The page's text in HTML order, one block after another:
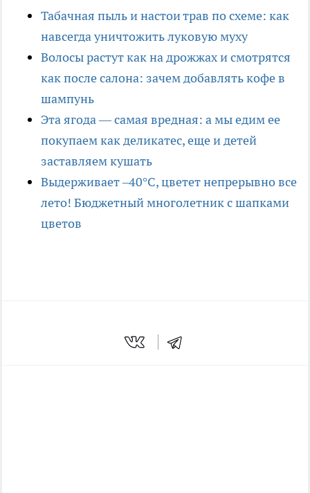
Табачная пыль и настои трав по схеме: как
навсегда уничтожить луковую муху
Волосы растут как на дрожжах и смотрятся
как после салона: зачем добавлять кофе в
шампунь
Эта ягода — самая вредная: а мы едим ее
покупаем как деликатес, еще и детей
заставляем кушать
Выдерживает –40°C, цветет непрерывно все
лето! Бюджетный многолетник с шапками
цветов